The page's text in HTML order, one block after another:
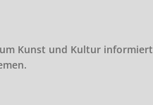
Kunst und Kultur informiert